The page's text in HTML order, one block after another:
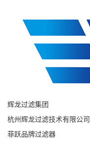
辉龙过滤集团
杭州辉龙过滤技术有限公司
菲跃品牌过滤器